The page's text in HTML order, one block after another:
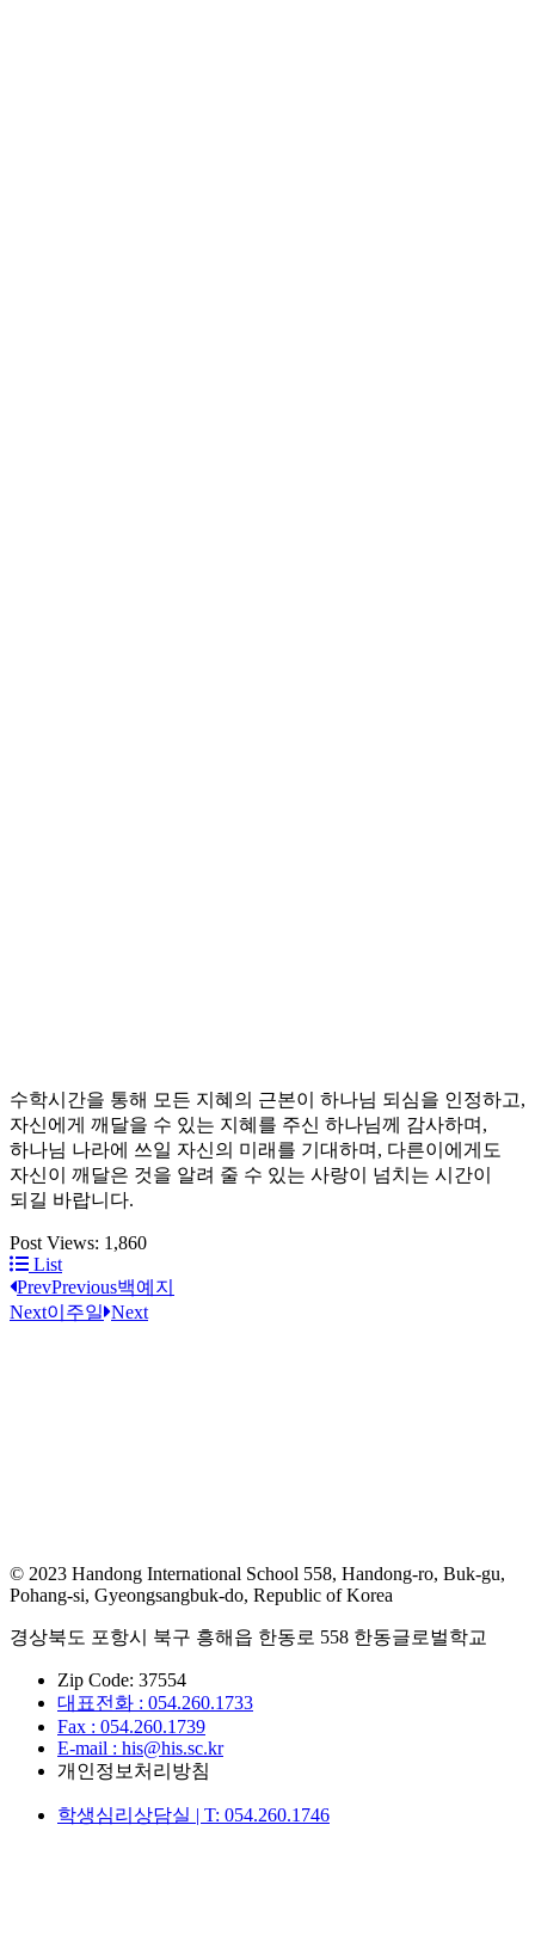
수학시간을 통해 모든 지혜의 근본이 하나님 되심을 인정하고,
자신에게 깨달을 수 있는 지혜를 주신 하나님께 감사하며,
하나님 나라에 쓰일 자신의 미래를 기대하며, 다른이에게도
자신이 깨달은 것을 알려 줄 수 있는 사랑이 넘치는 시간이
되길 바랍니다.
Post Views: 1,860
List
PrevPrevious백예지
Next이주일 Next
© 2023 Handong International School 558, Handong-ro, Buk-gu,
Pohang-si, Gyeongsangbuk-do, Republic of Korea
경상북도 포항시 북구 흥해읍 한동로 558 한동글로벌학교
Zip Code: 37554
대표전화 : 054.260.1733
Fax : 054.260.1739
E-mail : his@his.sc.kr
개인정보처리방침
학생심리상담실 | T: 054.260.1746